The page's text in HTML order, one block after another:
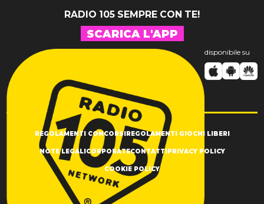
RADIO 105 SEMPRE CON TE!
SCARICA L'APP
disponibile su
REGOLAMENTI CONCORSIREGOLAMENTI GIOCHI LIBERI
NOTE LEGALICORPORATECONTATTIPRIVACY POLICY
COOKIE POLICY